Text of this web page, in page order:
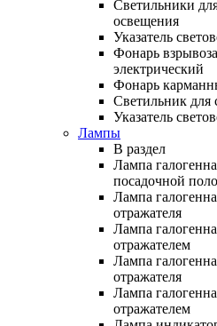
Светильники
освещения
Указатель
Фонарь
электрический
Фонарь
Светильник для
Указатель
Лампы
В раздел
Лампа
посадочной
Лампа
отражателя
Лампа
отражателем
Лампа
отражателя
Лампа
отражателем